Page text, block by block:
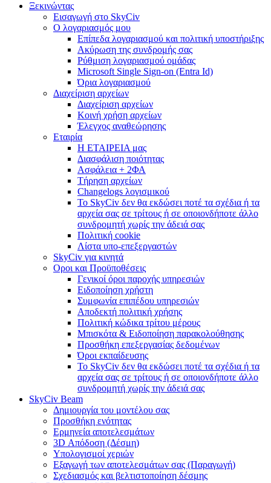
Ξεκινώντας
Εισαγωγή στο SkyCiv
Ο λογαριασμός μου
Επίπεδα λογαριασμού και πολιτική υποστήριξης
Ακύρωση της συνδρομής σας
Ρύθμιση λογαριασμού ομάδας
Microsoft Single Sign-on (Entra Id)
Όρια λογαριασμού
Διαχείριση αρχείων
Διαχείριση αρχείων
Κοινή χρήση αρχείων
Έλεγχος αναθεώρησης
Εταιρία
Η ΕΤΑΙΡΕΙΑ μας
Διασφάλιση ποιότητας
Ασφάλεια + 2ΦΑ
Τήρηση αρχείων
Changelogs λογισμικού
Το SkyCiv δεν θα εκδώσει ποτέ τα σχέδια ή τα
αρχεία σας σε τρίτους ή σε οποιονδήποτε άλλο
συνδρομητή χωρίς την άδειά σας
Πολιτική cookie
Λίστα υπο-επεξεργαστών
SkyCiv για κινητά
Οροι και Προϋποθέσεις
Γενικοί όροι παροχής υπηρεσιών
Ειδοποίηση χρήστη
Συμφωνία επιπέδου υπηρεσιών
Αποδεκτή πολιτική χρήσης
Πολιτική κώδικα τρίτου μέρους
Μπισκότα & Ειδοποίηση παρακολούθησης
Προσθήκη επεξεργασίας δεδομένων
Όροι εκπαίδευσης
Το SkyCiv δεν θα εκδώσει ποτέ τα σχέδια ή τα
αρχεία σας σε τρίτους ή σε οποιονδήποτε άλλο
συνδρομητή χωρίς την άδειά σας
SkyCiv Beam
Δημιουργία του μοντέλου σας
Προσθήκη ενότητας
Ερμηνεία αποτελεσμάτων
3D Απόδοση (Δέσμη)
Υπολογισμοί χεριών
Εξαγωγή των αποτελεσμάτων σας (Παραγωγή)
Σχεδιασμός και βελτιστοποίηση δέσμης